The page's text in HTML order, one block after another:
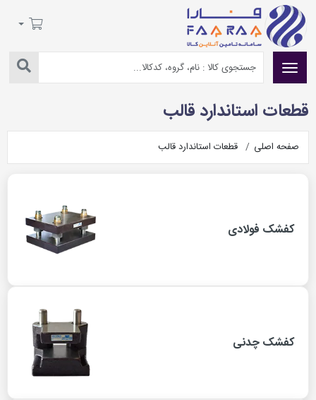
قطعات استاندارد قالب
صفحه اصلی قطعات استاندارد قالب
کفشک فولادی
کفشک چدنی